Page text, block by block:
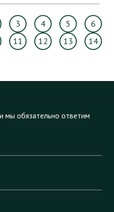
3 4 5
6
11 12 13 14
мы обязательно ответим